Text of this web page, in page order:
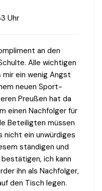
Uhr
an den
Alle wichtigen
ein wenig Angst
neuen Sport-
Preußen hat da
einen Nachfolger für
Beteiligten müssen
nicht ein unwürdiges
ständigen und
ich kann
ihn als Nachfolger,
den Tisch legen.